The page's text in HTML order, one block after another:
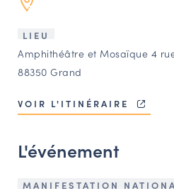
Ressources
OFFRES D’EMPLOI
OUTILS EN LIGNE
Espace
LIEU
Amphithéâtre et Mosaïque 4
88350 Grand
VOIR L'ITINÉRAIRE
L'événement
MANIFESTATION